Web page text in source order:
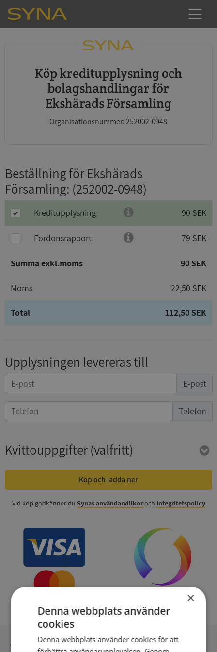
Köp kreditupplysning och
bolagshandlingar för
Ekshärads Församling
Organisationsnummer: 252002-0948
Beställning för Ekshärads
Församling: (252002-0948)
Kreditupplysning 90 SEK
Fordonsrapport 79 SEK
Summa exkl.moms 90 SEK
Moms 22,50 SEK
Total 112,50 SEK
Upplysningen levereras till
E-post
Telefon
Kvittouppgifter(valfritt)
Köp och ladda ner
Vid köp godkänner du Synas användarvillkoroch Integritetspolicy
Inga kopior till omfrågad
×
Denna webbplats använder
cookies
Denna webbplats använder cookies för att